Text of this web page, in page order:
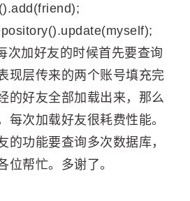
次加好友的时候首先要查询
现层传来的两个账号填充完
的好友全部加载出来，那么
每次加载好友很耗费性能。
的功能要查询多次数据库，
位帮忙。多谢了。